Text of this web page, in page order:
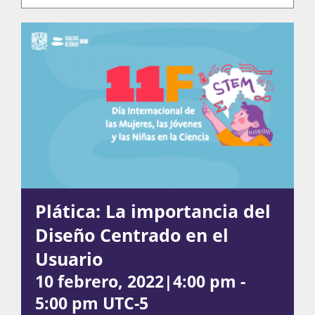
Blog
Súmate
Publicaciones
Plática: La importancia del
Diseño Centrado en el
Usuario
10 febrero, 2022|4:00 pm -
5:00 pm UTC-5